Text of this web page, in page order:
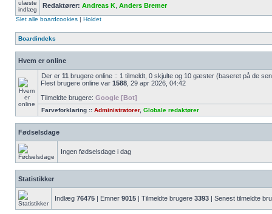
Redaktører: Andreas K Anders Bremer
Slet alle boardcookies | Holdet
Boardindeks
Hvem er online
Der er 11 brugere online :: 1 tilmeldt, 0 skjulte og 10 gæster (baseret på de
Flest brugere online var 1588 , 29 apr 2026, 04:42
Tilmeldte brugere: Google [Bot]
Farveforklaring :: Administratorer, Globale redaktører
Fødselsdage
Ingen fødselsdage i dag
Statistikker
Indlæg 76475 | Emner 9015 | Tilmeldte brugere 3393 | Senest tilmeldte